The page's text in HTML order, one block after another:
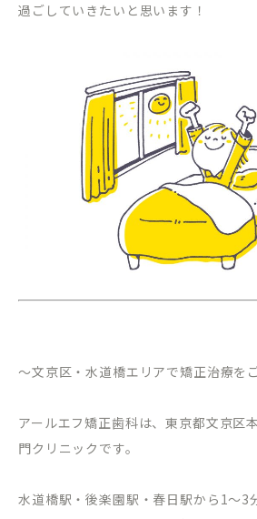
過ごしていきたいと思います！
～文京区・水道橋エリアで矯正治療を
アールエフ矯正歯科は、東京都文京区
門クリニックです。
水道橋駅・後楽園駅・春日駅から 1～3